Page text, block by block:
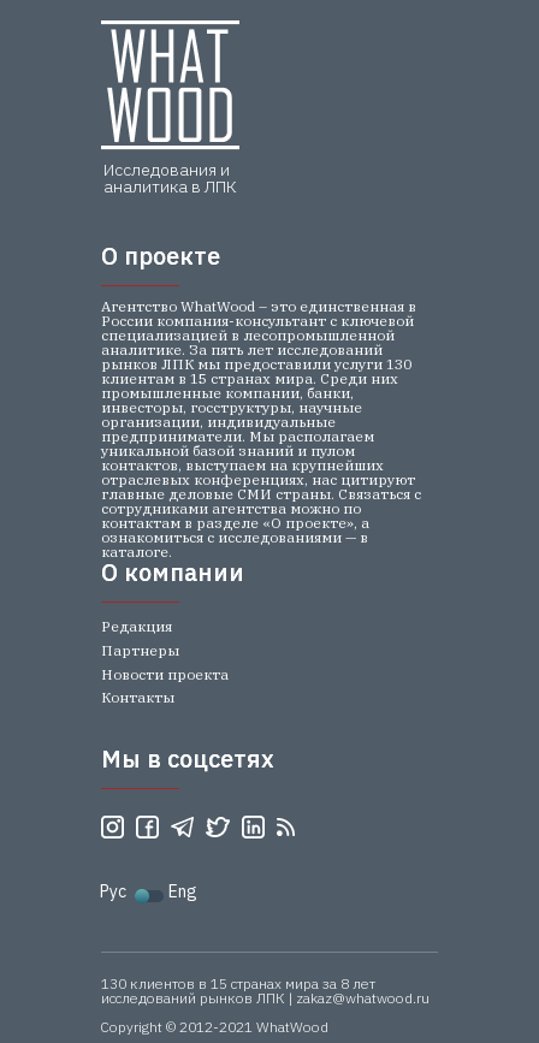
Редакция
Партнеры
Агентство WhatWood – это единственная в
России компания-консультант с ключевой
специализацией в лесопромышленной
аналитике. За пять лет исследований
рынков ЛПК мы предоставили услуги 130
клиентам в 15 странах мира. Среди них
промышленные компании, банки,
инвесторы, госструктуры, научные
организации, индивидуальные
предприниматели. Мы располагаем
уникальной базой знаний и пулом
контактов, выступаем на крупнейших
отраслевых конференциях, нас цитируют
главные деловые СМИ страны. Связаться с
сотрудниками агентства можно по
контактам в разделе «О проекте», а
ознакомиться с исследованиями — в
каталоге.
Новости проекта
Контакты
Исследования и
аналитика в ЛПК
О проекте
О компании
Мы в соцсетях
130 клиентов в 15 странах мира за 8 лет
исследований рынков ЛПК | zakaz@whatwood.ru
Copyright © 2012-2021 WhatWood
Рус Eng
О проекте
Мы в соцсетях
О компании